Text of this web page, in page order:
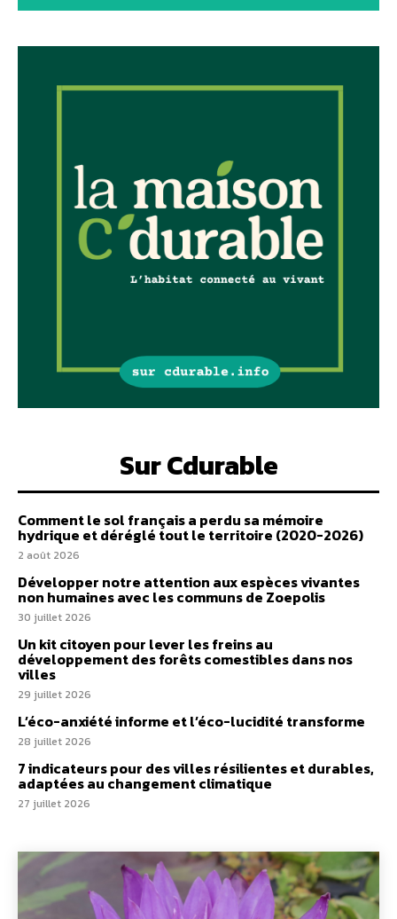
Sur Cdurable
Comment le sol français a perdu sa mémoire
hydrique et déréglé tout le territoire (2020-2026)
2 août 2026
Développer notre attention aux espèces vivantes
non humaines avec les communs de Zoepolis
30 juillet 2026
Un kit citoyen pour lever les freins au
développement des forêts comestibles dans nos
villes
29 juillet 2026
L’éco-anxiété informe et l’éco-lucidité transforme
28 juillet 2026
7 indicateurs pour des villes résilientes et durables,
adaptées au changement climatique
27 juillet 2026